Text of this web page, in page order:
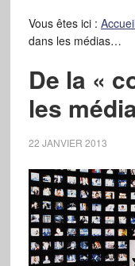
Vous êtes ici : Accueil
dans les médias…
De la «
les
22 JANVIER 2013